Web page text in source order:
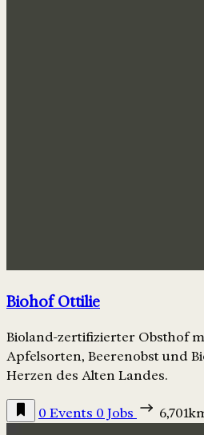
Biohof Ottilie
Bioland-zertifizierter Obsthof
Apfelsorten, Beerenobst und
Herzen des Alten Landes.
0 Events 0 Jobs